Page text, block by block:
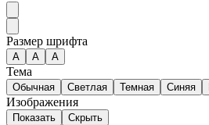
Размер шрифта
А A A
Тема
Обычная Светлая Темная Синяя
Изображения
Показать Скрыть